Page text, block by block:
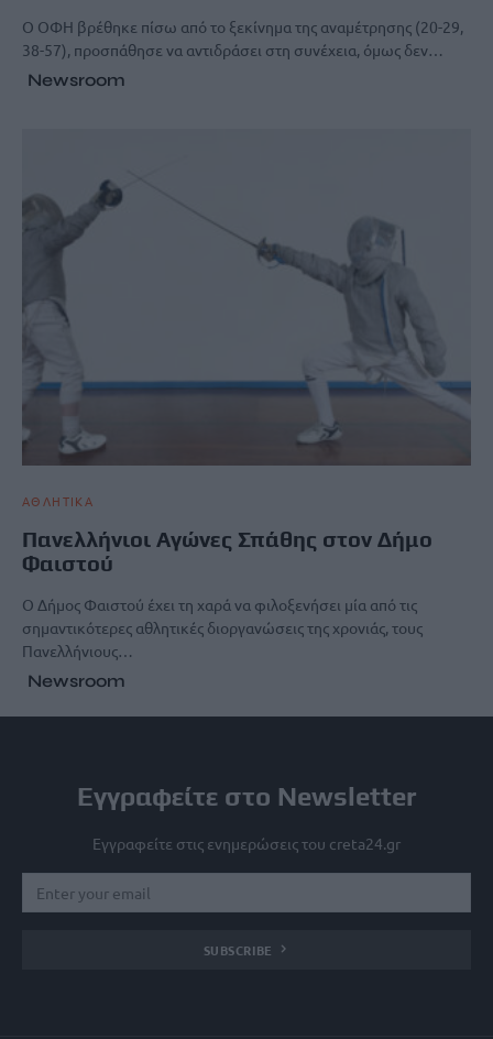
O OΦΗ βρέθηκε πίσω από το ξεκίνημα της αναμέτρησης (20-29,
38-57), προσπάθησε να αντιδράσει στη συνέχεια, όμως δεν…
Newsroom
ΑΘΛΗΤΙΚΑ
Πανελλήνιοι Αγώνες Σπάθης στον Δήμο
Φαιστού
Ο Δήμος Φαιστού έχει τη χαρά να φιλοξενήσει μία από τις
σημαντικότερες αθλητικές διοργανώσεις της χρονιάς, τους
Πανελλήνιους…
Newsroom
Εγγραφείτε στο Newsletter
Εγγραφείτε στις ενημερώσεις του creta24.gr
SUBSCRIBE